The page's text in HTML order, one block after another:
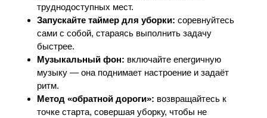
труднодоступных мест.
Запускайте таймер для уборки: соревнуйтесь
сами с собой, стараясь выполнить задачу
быстрее.
Музыкальный фон: включайте energичную
музыку — она поднимает настроение и задаёт
ритм.
Метод «обратной дороги»: возвращайтесь к
точке старта, совершая уборку, чтобы не